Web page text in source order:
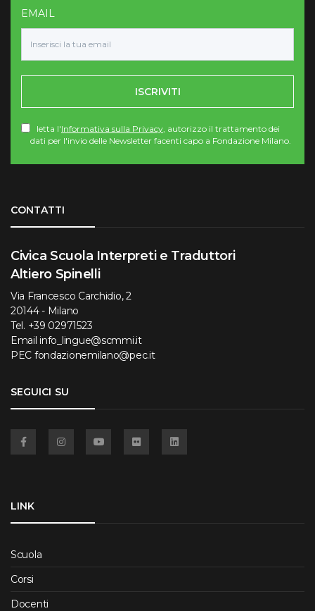
EMAIL
ISCRIVITI
letta l'Informativa sulla Privacy , autorizzo il trattamento dei
dati per l'invio delle Newsletter facenti capo a Fondazione Milano.
CONTATTI
Civica Scuola Interpreti e Traduttori
Altiero Spinelli
Via Francesco Carchidio, 2
20144 - Milano
Tel. +39 02971523
Email info_lingue@scmmi.it
PEC fondazionemilano@pec.it
SEGUICI SU
LINK
Scuola
Corsi
Docenti